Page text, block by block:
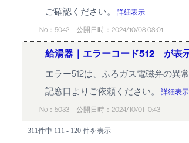
ご確認ください。
詳細表示
No：5042 公開日時：2024/10/08 08:01
給湯器｜エラーコード512 が表
エラー512は、ふろガス電磁弁の異
記窓口よりご依頼ください。
詳細表示
No：5033 公開日時：2024/10/01 10:43
311件中 111 - 120 件を表示